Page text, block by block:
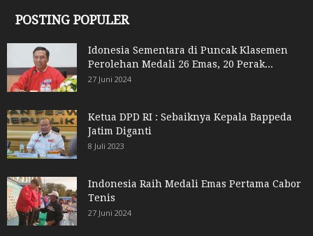
POSTING POPULER
Idonesia Sementara di Puncak Klasemen
Perolehan Medali 26 Emas, 20 Perak...
27 Juni 2024
Ketua DPD RI : Sebaiknya Kepala Bappeda
Jatim Diganti
8 Juli 2023
Indonesia Raih Medali Emas Pertama Cabor
Tenis
27 Juni 2024